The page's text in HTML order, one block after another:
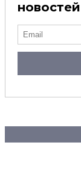
новостей